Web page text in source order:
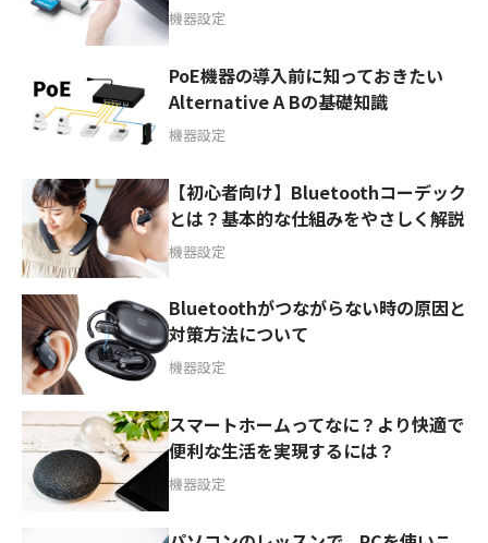
機器設定
PoE機器の導入前に知っておきたい
Alternative A Bの基礎知識
機器設定
【初心者向け】Bluetoothコーデック
とは？基本的な仕組みをやさしく解説
機器設定
Bluetoothがつながらない時の原因と
対策方法について
機器設定
スマートホームってなに？より快適で
便利な生活を実現するには？
機器設定